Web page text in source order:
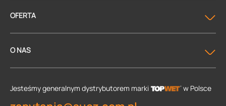
OFERTA
O NAS
Jesteśmy generalnym dystrybutorem marki w Polsce